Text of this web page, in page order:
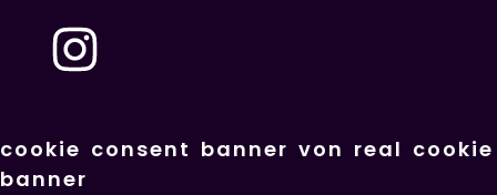
cookie consent banner von real cookie
banner